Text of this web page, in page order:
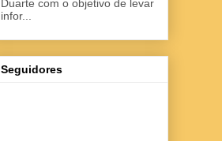
Duarte com o objetivo de levar
infor...
Seguidores